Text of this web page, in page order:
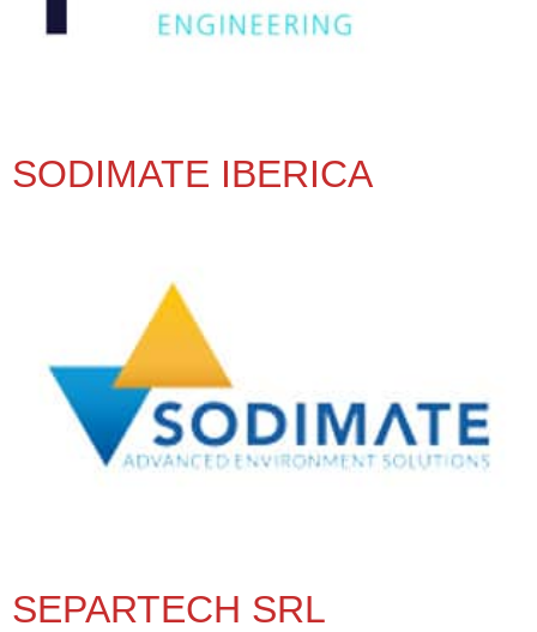
SODIMATE IBERICA
SEPARTECH SRL